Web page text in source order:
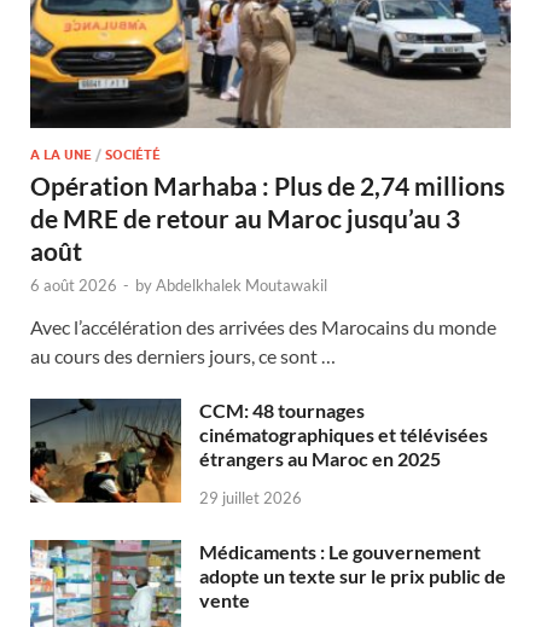
A LA UNE / SOCIÉTÉ
Opération Marhaba : Plus de 2,74 millions
de MRE de retour au Maroc jusqu’au 3
août
6 août 2026 - byAbdelkhalek Moutawakil
Avec l’accélération des arrivées des Marocains du monde
au cours des derniers jours, ce sont …
CCM: 48 tournages
cinématographiques et télévisées
étrangers au Maroc en 2025
29 juillet 2026
Médicaments : Le gouvernement
adopte un texte sur le prix public de
vente